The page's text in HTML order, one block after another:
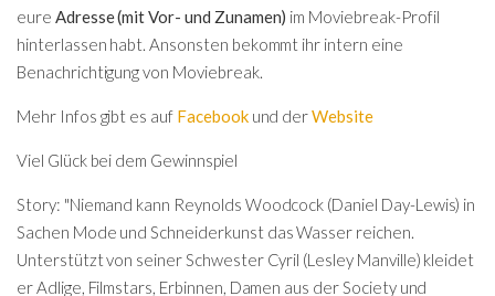
eure Adresse (mit Vor- und Zunamen) im Moviebreak-Profil
hinterlassen habt. Ansonsten bekommt ihr intern eine
Benachrichtigung von Moviebreak.
Mehr Infos gibt es auf Facebook und derWebsite
Viel Glück bei dem Gewinnspiel
Story: "Niemand kann Reynolds Woodcock (Daniel Day-Lewis) in
Sachen Mode und Schneiderkunst das Wasser reichen.
Unterstützt von seiner Schwester Cyril (Lesley Manville) kleidet
er Adlige, Filmstars, Erbinnen, Damen aus der Society und